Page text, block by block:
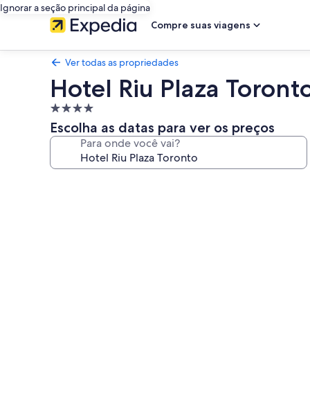
Ignorar a seção principal da página
Compre suas viagens
Ver todas as propriedades
Hotel Riu Plaza
Propriedade
4.0
estrelas
Escolha as datas para ver os preços
Para onde você vai?